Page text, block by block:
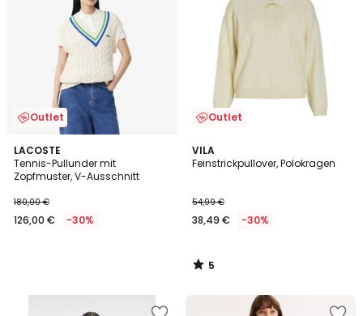
Outlet
LACOSTE
Tennis-Pullunder mit
Zopfmuster, V-Ausschnitt
180,00 €
126,00 € -30%
Outlet
VILA
Feinstrickpullover, Polokragen
54,99 €
38,49 € -30%
5
/
5
/